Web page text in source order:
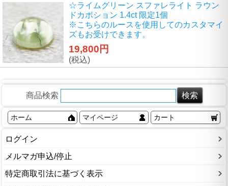
☆ライムグリーン スファレライト ラウン
ドカボション 1.4ct 限定1個
※こちらのルースを使用してのカスタマイ
ズもお受けできます。
19,800円
(税込)
商品検索
ホーム マイページ カート
ログイン
メルマガ申込/停止
特定商取引法に基づく表示